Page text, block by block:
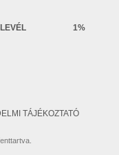
1%
TÁJÉKOZTATÓ